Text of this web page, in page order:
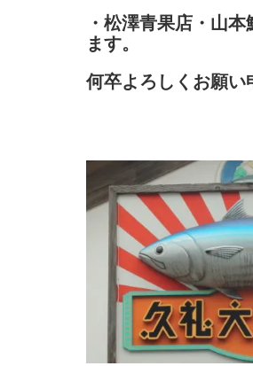
・松澤青果店・山
ます。
何卒よろしくお願い